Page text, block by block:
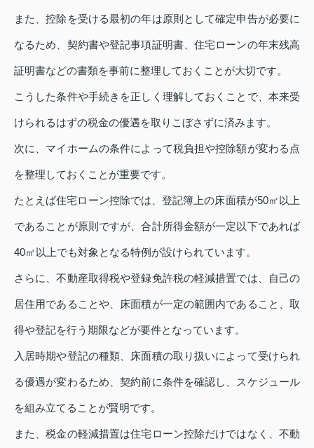
また、控除を受ける最初の年は原則として確定申告が必要に
なるため、契約書や登記事項証明書、住宅ローンの年末残高
証明書などの書類を事前に整理しておくことが大切です。
こうした条件や手続きを正しく理解しておくことで、本来受
けられるはずの税金の優遇を取りこぼさずに済みます。
次に、マイホームの条件によって税負担や控除額が変わる点
を整理しておくことが重要です。
たとえば住宅ローン控除では、登記簿上の床面積が50㎡以上
であることが原則ですが、合計所得金額が一定以下であれば
40㎡以上でも対象となる特例が設けられています。
さらに、不動産取得税や登録免許税の軽減措置では、自己の
居住用であることや、床面積が一定の範囲内であること、取
得や登記を行う期限などが要件となっています。
入居時期や登記の種類、床面積の取り扱いによって受けられ
る優遇が変わるため、契約前に条件を確認し、スケジュール
を組み立てることが賢明です。
また、税金の軽減措置は住宅ローン控除だけではなく、不動